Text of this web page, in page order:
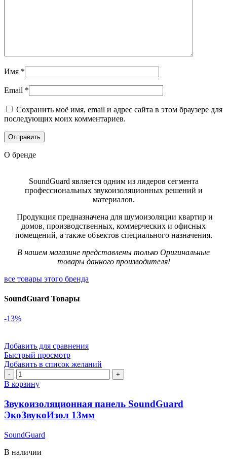
Имя *
Email *
Сохранить моё имя, email и адрес сайта в этом браузере для
последующих моих комментариев.
О бренде
SoundGuard является одним из лидеров сегмента
профессиональных звукоизоляционных решений и
материалов.
Продукция предназначена для шумоизоляции квартир и
домов, производственных, коммерческих и офисных
помещений, а также объектов специального назначения.
В нашем магазине представлены только Оригинальные
товары данного производителя!
все товары этого бренда
SoundGuard Товары
-13%
Добавить для сравнения
Быстрый просмотр
Добавить в список желаний
Количество
товара
Звукоизоляционная
SoundGuard
ЭкоЗвукоИзол
В корзину
Звукоизоляционная панель SoundGuard
ЭкоЗвукоИзол 13мм
SoundGuard
В наличии